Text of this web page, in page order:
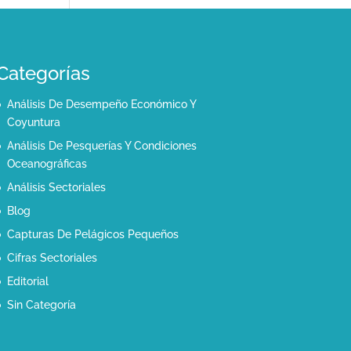
Análisis De Desempeño Económico Y
Coyuntura
Análisis De Pesquerías Y Condiciones
Oceanográficas
Análisis Sectoriales
Blog
Capturas De Pelágicos Pequeños
Cifras Sectoriales
Editorial
Sin Categoría